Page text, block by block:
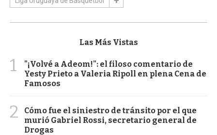
Las Más Vistas
1
"¡Volvé a Adeom!": el filoso comentario de
Yesty Prieto a Valeria Ripoll en plena Cena de
Famosos
2
Cómo fue el siniestro de tránsito por el que
murió Gabriel Rossi, secretario general de
Drogas